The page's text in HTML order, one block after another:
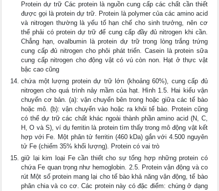
Protein dự trữ Các protein là nguồn cung cấp các chất cần thiết
được gọi là protein dự trữ. Protein là polymer của các amino acid
và nitrogen thường là yếu tố hạn chế cho sinh trưởng, nên cơ
thể phải có protein dự trữ để cung cấp đầy đủ nitrogen khi cần.
Chẳng hạn, ovalbumin là protein dự trữ trong lòng trắng trứng
cung cấp đủ nitrogen cho phôi phát triển. Casein là protein sữa
cung cấp nitrogen cho động vật có vú còn non. Hạt ở thực vật
bậc cao cũng
chứa một lượng protein dự trữ lớn (khoảng 60%), cung cấp đủ
nitrogen cho quá trình nảy mầm của hạt. Hình 1.5. Hai kiểu vận
chuyển cơ bản. (a): vận chuyển bên trong hoặc giữa các tế bào
hoặc mô. (b): vận chuyển vào hoặc ra khỏi tế bào. Protein cũng
có thể dự trữ các chất khác ngoài thành phần amino acid (N, C,
H, O và S), ví dụ ferritin là protein tìm thấy trong mô động vật kết
hợp với Fe. Một phân tử ferritin (460 kDa) gắn với 4.500 nguyên
tử Fe (chiếm 35% khối lượng). Protein có vai trò
giữ lại kim loại Fe cần thiết cho sự tổng hợp những protein có
chứa Fe quan trọng như hemoglobin. 2.5. Protein vận động và co
rút Một số protein mang lại cho tế bào khả năng vận động, tế bào
phân chia và co cơ. Các protein này có đặc điểm: chúng ở dạng